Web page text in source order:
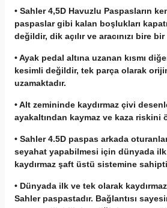
• Sahler 4,5D Havuzlu Paspasların
paspaslar gibi kalan boşlukları
değildir, dik açılır ve aracınızı bire
• Ayak pedal altına uzanan kısmı
kesimli değildir, tek parça olarak
uzamaktadır.
• Alt zemininde kaydırmaz çivi
ayakaltından kaymaz ve kaza riskini
• Sahler 4.5D paspas arkada
seyahat yapabilmesi için dünyada
kaydırmaz şaft üstü sistemine
• Dünyada ilk ve tek olarak
Sahler paspastadır. Bağlantısı